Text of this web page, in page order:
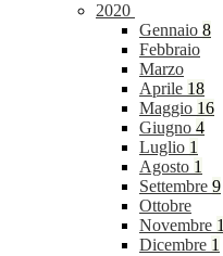
2020
Gennaio 8
Febbraio
Marzo
Aprile 18
Maggio 16
Giugno 4
Luglio 1
Agosto 1
Settembre 9
Ottobre
Novembre 1
Dicembre 1